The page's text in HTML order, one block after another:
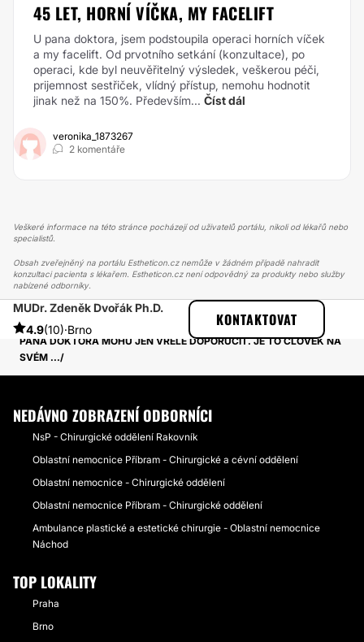
45 LET, HORNÍ VÍČKA, MY FACELIFT
U pana doktora, jsem podstoupila operaci horních víček
a my facelift. Od prvotního setkání (konzultace), po
operaci, kde byl neuvěřitelný výsledek, veškerou péči,
prijemnost sestřiček, vlídný přístup, nemohu hodnotit
jinak než na 150%. Především... Číst dál
veronika_1873267
2 komentáře
Veškeré informace na této stránce pocházejí od uživatelů portálu, nikoli od lékařů nebo
specialistů.
Obsah zveřejněný na portálu Estheticon.cz nemůže v žádném případě nahradit
konzultaci pacienta s lékařem. Estheticon.cz není odpovědný za produkty nebo služby
nabízené odborníky.
MUDr. Zdeněk Dvořák Ph.D.
4.9(10)·Brno
KONTAKTOVAT
ESTHETICON
PŘÍBĚHY
PŘÍBĚHY TÝKAJÍCÍ SE ZÁKROKU LABIOPLASTIKA
PANA DOKTORA MOHU JEN VŘELE DOPORUČIT. JE TO ČLOVĚK NA
SVÉM ...
NEDÁVNO ZOBRAZENÍ ODBORNÍCI
NsP - Chirurgické oddělení Rakovník
Oblastní nemocnice Příbram - Chirurgické a cévní oddělení
Oblastní nemocnice - Chirurgické oddělení
Oblastní nemocnice Příbram - Chirurgické oddělení
Ambulance plastické a estetické chirurgie - Oblastní nemocnice
Náchod
TOP LOKALITY
Praha
Brno